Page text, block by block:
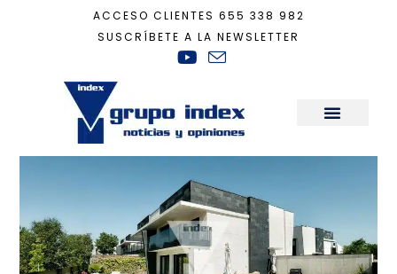
ACCESO CLIENTES 655 338 982
SUSCRÍBETE A LA NEWSLETTER
Actualidad